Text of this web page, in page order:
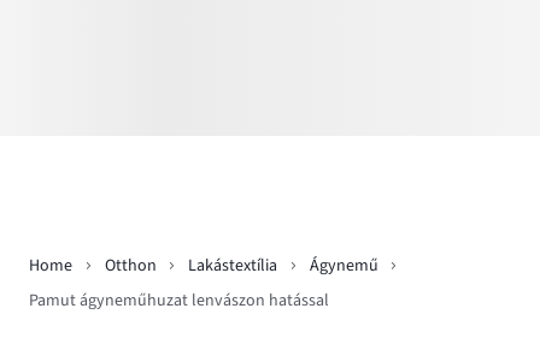
Home Otthon Lakástextília
Ágynemű
Pamut ágyneműhuzat lenvászon hatással